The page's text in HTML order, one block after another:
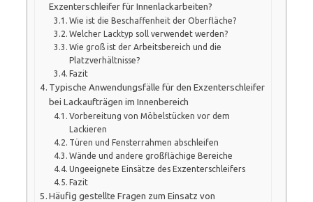
Exzenterschleifer für Innenlackarbeiten?
Wie ist die Beschaffenheit der Oberfläche?
Welcher Lacktyp soll verwendet werden?
Wie groß ist der Arbeitsbereich und die
Platzverhältnisse?
Fazit
Typische Anwendungsfälle für den Exzenterschleifer
bei Lackaufträgen im Innenbereich
Vorbereitung von Möbelstücken vor dem
Lackieren
Türen und Fensterrahmen abschleifen
Wände und andere großflächige Bereiche
Ungeeignete Einsätze des Exzenterschleifers
Fazit
Häufig gestellte Fragen zum Einsatz von